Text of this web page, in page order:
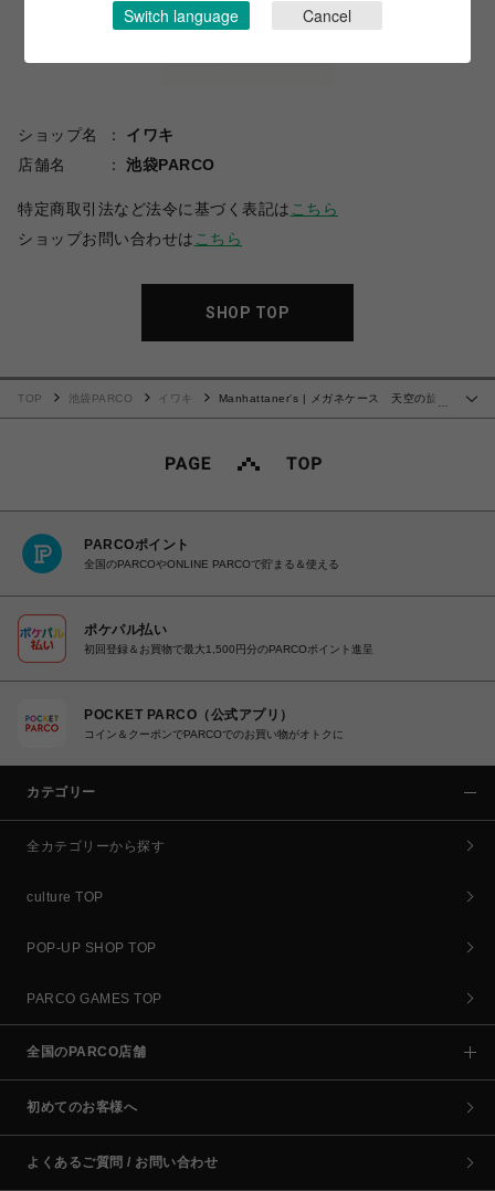
ショップ名
イワキ
店舗名
池袋PARCO
特定商取引法など法令に基づく表記は こちら
ショップお問い合わせは こちら
SHOP TOP
…
TOP 池袋PARCO イワキ
Manhattaner's | メガネケース 天空の旋
PARCOポイント
全国のPARCOやONLINE PARCOで貯まる＆使える
ポケパル払い
初回登録＆お買物で最大1,500円分のPARCOポイント進呈
POCKET PARCO（公式アプリ）
コイン＆クーポンでPARCOでのお買い物がオトクに
カテゴリー
全カテゴリーから探す
culture TOP
POP-UP SHOP TOP
PARCO GAMES TOP
全国のPARCO店舗
初めてのお客様へ
よくあるご質問 / お問い合わせ
Switch language Cancel